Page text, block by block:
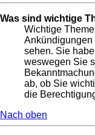
Was sind wichtige
Wichtige
Ankündigungen
sehen. Sie
weswegen Sie
ab, ob Sie
die
Nach oben